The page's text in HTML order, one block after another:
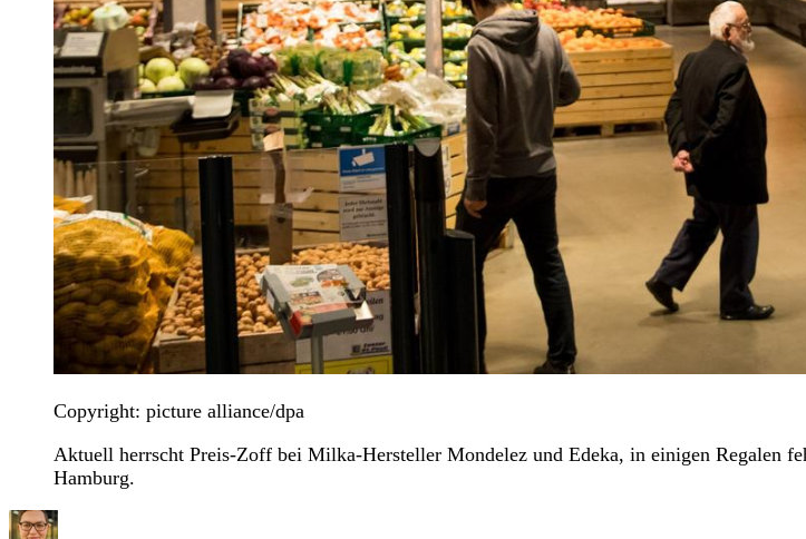
Copyright: picture alliance/dpa
Aktuell herrscht Preis-Zoff bei Milka-Hersteller Mondelez und Edeka, in einigen Regalen
Hamburg.